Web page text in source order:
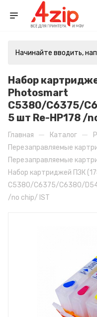
Набор
Photosmart
C5380/C6375/
5 шт Re-HP178 /
Главная — Каталог —
Перезаправляемые
Перезаправляемые
Набор картриджей ПЗК
C5380/C6375/C6380/
/no chip/ IST